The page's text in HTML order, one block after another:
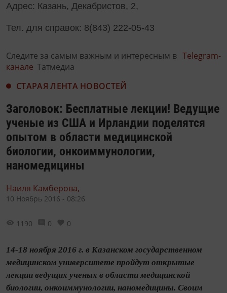
Адрес: Казань, Декабристов, 2,
Тел. для справок: 8(843) 222-05-43
Следите за самым важным и интересным в Telegram-
канале Татмедиа
СТАРАЯ ЛЕНТА НОВОСТЕЙ
Заголовок: Бесплатные лекции! Ведущие
ученые из США и Ирландии поделятся
опытом в области медицинской
биологии, онкоиммунологии,
наномедицины
Наиля Камберова,
10 Ноябрь 2016 - 08:26
1190 0 0
14-18 ноября 2016 г. в Казанском государственном
медицинском университете пройдут открытые
лекции ведущих ученых в области медицинской
биологии, онкоиммунологии, наномедицины. Своим